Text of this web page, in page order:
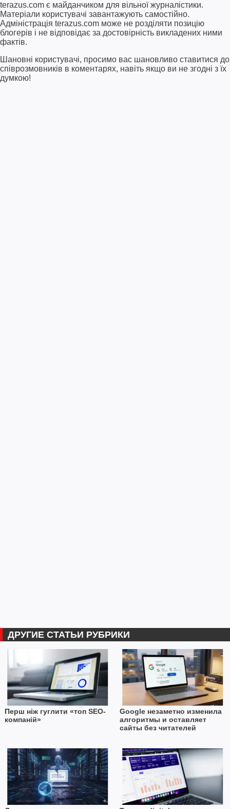
terazus.com є майданчиком для вільної журналістики.
Матеріали користувачі завантажують самостійно.
Адміністрація terazus.com може не розділяти позицію
блогерів і не відповідає за достовірність викладених ними
фактів.
Шановні користувачі, просимо вас шановливо ставитися до
співрозмовників в коментарях, навіть якщо ви не згодні з їх
думкою!
ДРУГИЕ СТАТЬИ РУБРИКИ
Перш ніж гуглити «топ SEO-
компаній»
Google незаметно изменила
алгоритмы и оставляет
сайты без читателей